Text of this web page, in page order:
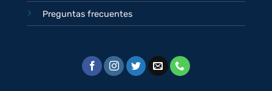
Preguntas frecuentes